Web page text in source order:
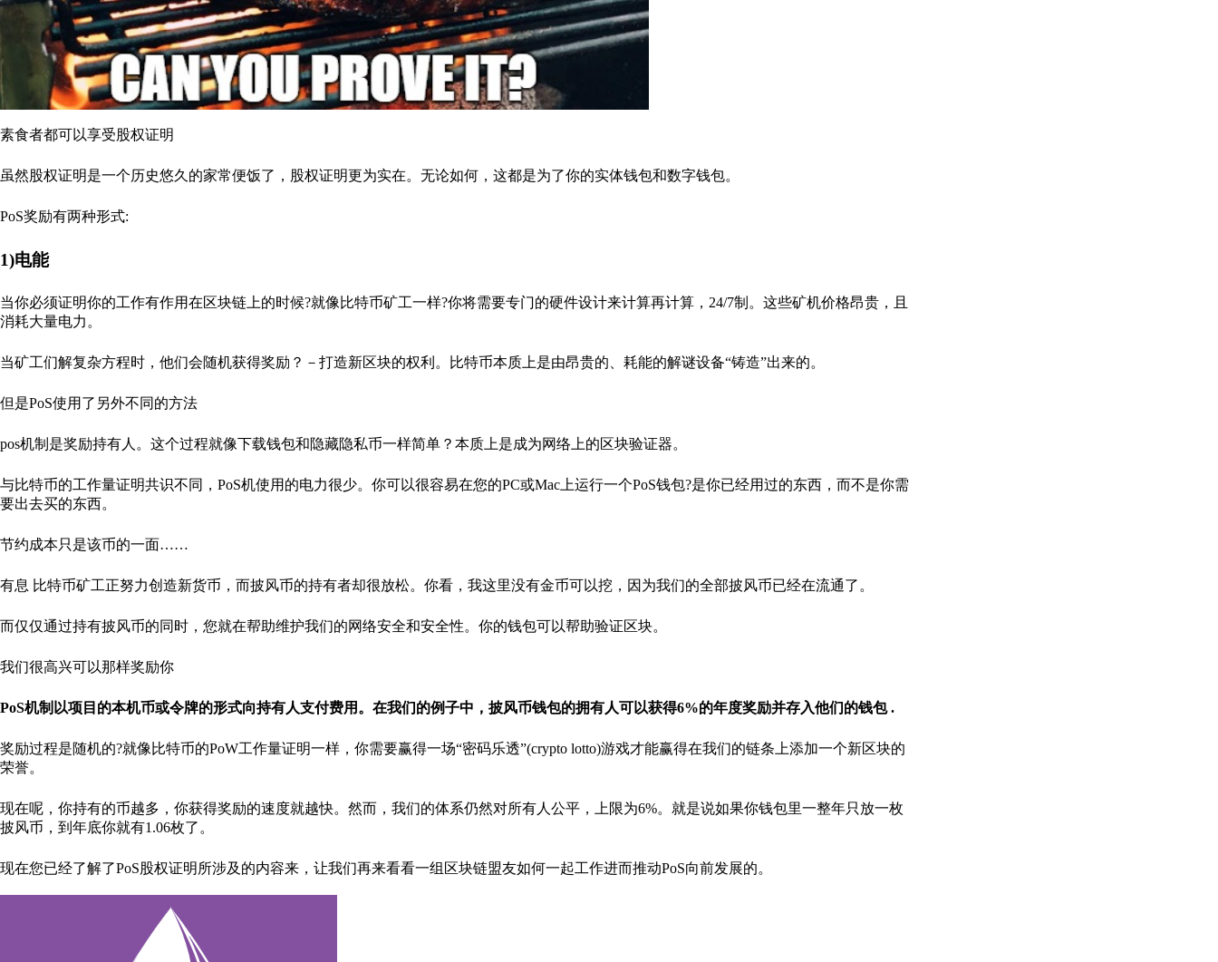
素食者都可以享受股权证明
虽然股权证明是一个历史悠久的家常便饭了，股权证明更为实在。无论如何，这都是为了你的实体钱包和数字钱包。
PoS奖励有两种形式:
1)电能
当你必须证明你的工作有作用在区块链上的时候?就像比特币矿工一样?你将需要专门的硬件设计来计算再计算，24/7制。这些矿机价格昂贵，且
消耗大量电力。
当矿工们解复杂方程时，他们会随机获得奖励？－打造新区块的权利。比特币本质上是由昂贵的、耗能的解谜设备“铸造”出来的。
但是PoS使用了另外不同的方法
pos机制是奖励持有人。这个过程就像下载钱包和隐藏隐私币一样简单？本质上是成为网络上的区块验证器。
与比特币的工作量证明共识不同，PoS机使用的电力很少。你可以很容易在您的PC或Mac上运行一个PoS钱包?是你已经用过的东西，而不是你需
要出去买的东西。
节约成本只是该币的一面……
有息 比特币矿工正努力创造新货币，而披风币的持有者却很放松。你看，我这里没有金币可以挖，因为我们的全部披风币已经在流通了。
而仅仅通过持有披风币的同时，您就在帮助维护我们的网络安全和安全性。你的钱包可以帮助验证区块。
我们很高兴可以那样奖励你
PoS机制以项目的本机币或令牌的形式向持有人支付费用。在我们的例子中，披风币钱包的拥有人可以获得6%的年度奖励并存入他们的钱包 .
奖励过程是随机的?就像比特币的PoW工作量证明一样，你需要赢得一场“密码乐透”(crypto lotto)游戏才能赢得在我们的链条上添加一个新区块的
荣誉。
现在呢，你持有的币越多，你获得奖励的速度就越快。然而，我们的体系仍然对所有人公平，上限为6%。就是说如果你钱包里一整年只放一枚
披风币，到年底你就有1.06枚了。
现在您已经了解了PoS股权证明所涉及的内容来，让我们再来看看一组区块链盟友如何一起工作进而推动PoS向前发展的。